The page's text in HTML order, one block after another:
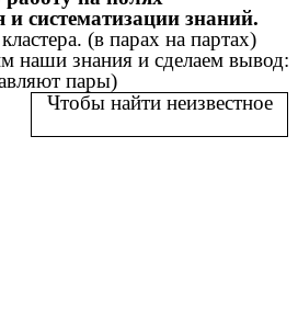
систематизации знаний.
(в парах на партах)
наши знания и сделаем вывод:
пары)
Чтобы найти неизвестное